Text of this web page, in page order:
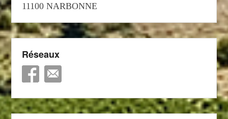
11100 NARBONNE
Réseaux